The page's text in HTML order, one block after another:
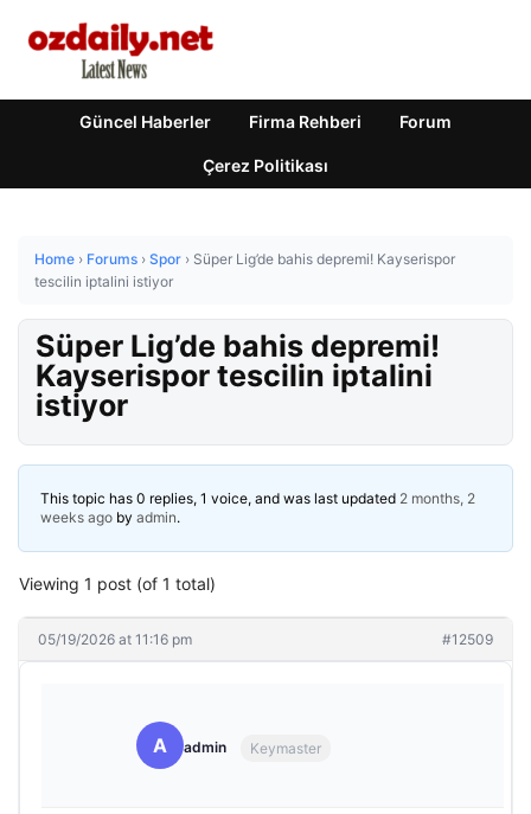
Güncel Haberler Firma Rehberi Forum
Çerez Politikası
Home › Forums › Spor › Süper Lig’de bahis depremi! Kayserispor
tescilin iptalini istiyor
Süper Lig’de bahis depremi!
Kayserispor tescilin iptalini
istiyor
This topic has 0 replies, 1 voice, and was last updated 2 months, 2
weeks ago by admin.
Viewing 1 post (of 1 total)
05/19/2026 at 11:16 pm #12509
A admin Keymaster